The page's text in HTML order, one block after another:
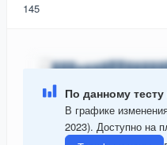
145
По данному
В графике
2023). Доступно на